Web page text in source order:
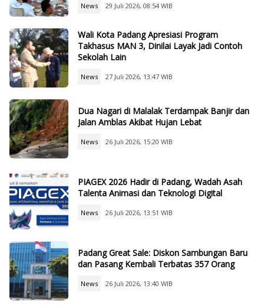
News 29 Juli 2026, 08:54 WIB
Wali Kota Padang Apresiasi Program
Takhasus MAN 3, Dinilai Layak Jadi Contoh
Sekolah Lain
News 27 Juli 2026, 13:47 WIB
Dua Nagari di Malalak Terdampak Banjir dan
Jalan Amblas Akibat Hujan Lebat
News 26 Juli 2026, 15:20 WIB
PIAGEX 2026 Hadir di Padang, Wadah Asah
Talenta Animasi dan Teknologi Digital
News 26 Juli 2026, 13:51 WIB
Padang Great Sale: Diskon Sambungan Baru
dan Pasang Kembali Terbatas 357 Orang
News 26 Juli 2026, 13:40 WIB